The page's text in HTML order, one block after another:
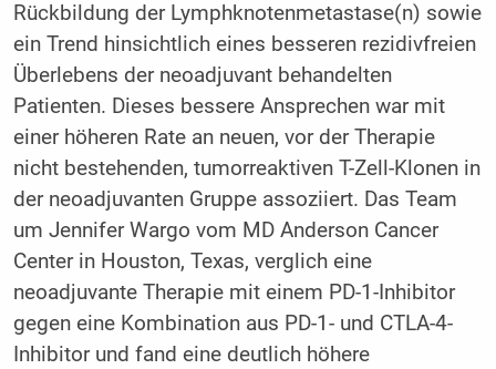
Rückbildung der Lymphknotenmetastase(n) sowie
ein Trend hinsichtlich eines besseren rezidivfreien
Überlebens der neoadjuvant behandelten
Patienten. Dieses bessere Ansprechen war mit
einer höheren Rate an neuen, vor der Therapie
nicht bestehenden, tumorreaktiven T-Zell-Klonen in
der neoadjuvanten Gruppe assoziiert. Das Team
um Jennifer Wargo vom MD Anderson Cancer
Center in Houston, Texas, verglich eine
neoadjuvante Therapie mit einem PD-1-Inhibitor
gegen eine Kombination aus PD-1- und CTLA-4-
Inhibitor und fand eine deutlich höhere